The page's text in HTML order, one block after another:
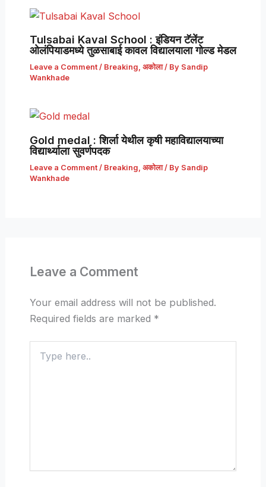
Tulsabai Kaval School : इंडियन टॅलेंट
ओलंपियाडमध्ये तुळसाबाई कावल विद्यालयाला गोल्ड मेडल
Leave a Comment / Breaking अकोला/ By Sandip
Wankhade
Gold medal : शिर्ला येथील कृषी महाविद्यालयाच्या
विद्यार्थ्याला सुवर्णपदक
Leave a Comment / Breaking अकोला/ By Sandip
Wankhade
Leave a Comment
Your email address will not be published.
Required fields are marked *
here..